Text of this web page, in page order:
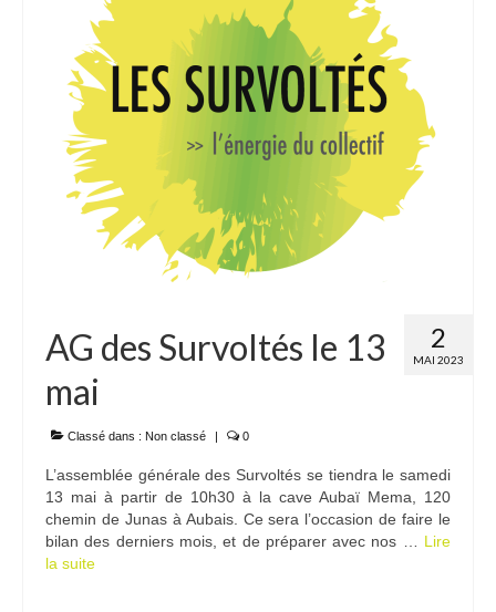
2
MAI 2023
AG des Survoltés le 13
mai
Classé dans : Non classé | 0
L’assemblée générale des Survoltés se tiendra le samedi
13 mai à partir de 10h30 à la cave Aubaï Mema, 120
chemin de Junas à Aubais. Ce sera l’occasion de faire le
bilan des derniers mois, et de préparer avec nos … Lire
la suite­­